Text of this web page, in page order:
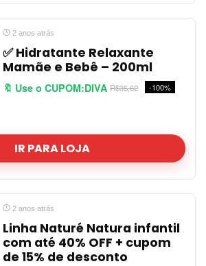
2 anos atrás
✅ Hidratante Relaxante
Mamãe e Bebê – 200ml
🔖 Use o CUPOM:DIVA R$35,62 -100%
IR PARA LOJA
2 anos atrás
Linha Naturé Natura infantil
com até 40% OFF + cupom
de 15% de desconto